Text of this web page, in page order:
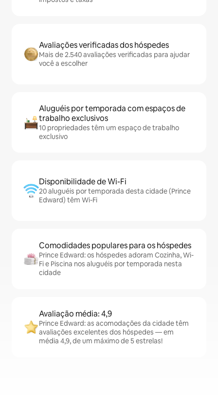
Avaliações verificadas dos hóspedes
Mais de 2.540 avaliações verificadas para ajudar
você a escolher
Aluguéis por temporada com espaços de
trabalho exclusivos
10 propriedades têm um espaço de trabalho
exclusivo
Disponibilidade de Wi-Fi
20 aluguéis por temporada desta cidade (Prince
Edward) têm Wi-Fi
Comodidades populares para os hóspedes
Prince Edward: os hóspedes adoram Cozinha, Wi-
Fi e Piscina nos aluguéis por temporada nesta
cidade
Avaliação média: 4,9
Prince Edward: as acomodações da cidade têm
avaliações excelentes dos hóspedes — em
média 4,9, de um máximo de 5 estrelas!